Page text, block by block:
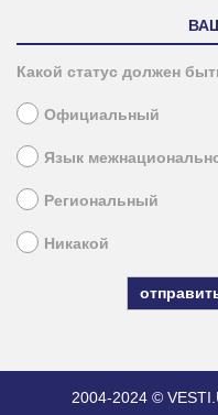
Какой статус должен
Официальный
Язык
Региональный
Никакой
2004-2024 ©